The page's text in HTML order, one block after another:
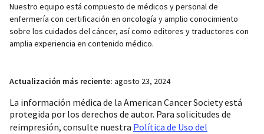
Nuestro equipo está compuesto de médicos y personal de
enfermería con certificación en oncología y amplio conocimiento
sobre los cuidados del cáncer, así como editores y traductores con
amplia experiencia en contenido médico.
Actualización más reciente: agosto 23, 2024
La información médica de la American Cancer Society está
protegida por los derechos de autor. Para solicitudes de
reimpresión, consulte nuestra Política de Uso del